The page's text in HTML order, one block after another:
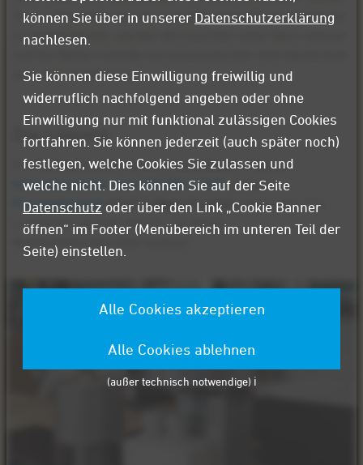
Um im Alltagsbetrieb eine komplett ebene Decksoberfläche
zu gewährleisten, werden die Leuchten unter Deck verbaut
aus- und eingefahren.
Die Lösung
Pro Navigationslicht wird ein langlebiger, robuster
Kompaktzylinder nach DIN ISO 21287und ein
Pneumatikventilmit 5/2-Wege-Funktioneingesetzt. Pro
Landeplatz werden etwa 6 - 12 dieser
Multifunktionsleuchten verbaut.
können Sie über in unserer Datenschutzerklärung
nachlesen.
Sie können diese Einwilligung freiwillig und
widerruflich nachfolgend angeben oder ohne
Einwilligung nur mit funktional zulässigen Cookies
fortfahren. Sie können jederzeit (auch später noch)
festlegen, welche Cookies Sie zulassen und
welche nicht. Dies können Sie auf der Seite
Datenschutz oder über den Link „Cookie Banner
öffnen“ im Footer (Menübereich im unteren Teil der
Seite) einstellen.
Alle Cookies akzeptieren
Alle Cookies ablehnen
(außer technisch notwendige) ℹ️